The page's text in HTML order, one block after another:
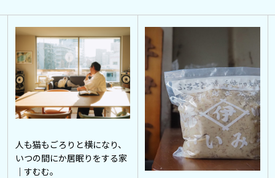
人も猫もごろりと横になり、
いつの間にか居眠りをする家
｜すむむ。